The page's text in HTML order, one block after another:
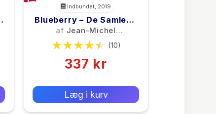
Indbundet, 2019
Blueberry – De Samlede
Eventyr 1
af Jean-Michel
Charlier
(10)
337 kr
Læg i kurv